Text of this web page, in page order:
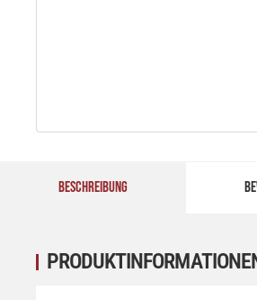
BESCHREIBUNG